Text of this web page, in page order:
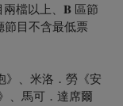
兩檔以上、𝐁 區節
節目不含最低票
》、米洛．勞《安
、馬可．達席爾